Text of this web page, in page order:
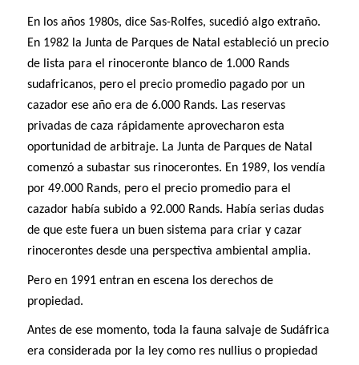
En los años 1980s, dice Sas-Rolfes, sucedió algo extraño.
En 1982 la Junta de Parques de Natal estableció un precio
de lista para el rinoceronte blanco de 1.000 Rands
sudafricanos, pero el precio promedio pagado por un
cazador ese año era de 6.000 Rands. Las reservas
privadas de caza rápidamente aprovecharon esta
oportunidad de arbitraje. La Junta de Parques de Natal
comenzó a subastar sus rinocerontes. En 1989, los vendía
por 49.000 Rands, pero el precio promedio para el
cazador había subido a 92.000 Rands. Había serias dudas
de que este fuera un buen sistema para criar y cazar
rinocerontes desde una perspectiva ambiental amplia.
Pero en 1991 entran en escena los derechos de
propiedad.
Antes de ese momento, toda la fauna salvaje de Sudáfrica
era considerada por la ley como res nullius o propiedad